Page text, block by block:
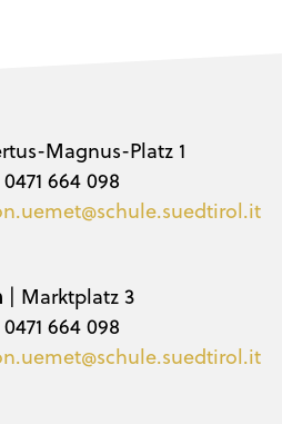
Magnus-Platz 1
664 098
| Marktplatz 3
664 098